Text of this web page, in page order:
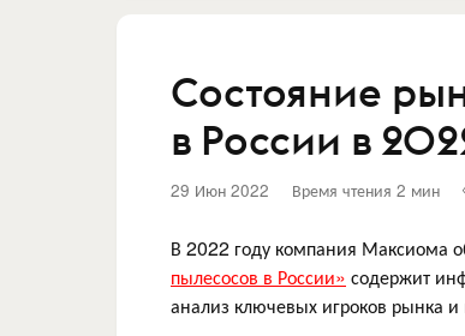
Состояние
в России в
29 Июн 2022 Время чтения 2 мин
В 2022 году компания Максиома
пылесосов в России» содержит
анализ ключевых игроков рынка